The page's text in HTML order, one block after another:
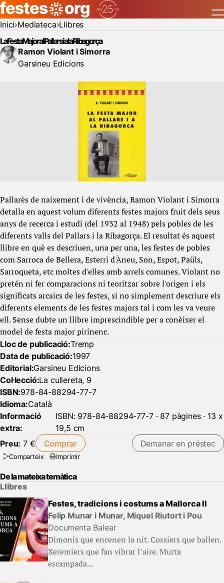
Inici Mediateca Llibres
La Festa Major al Pallars i a la Ribagorça
Ramon Violant i Simorra
Garsineu Edicions
Pallarès de naixement i de vivència, Ramon Violant i Simorra
detalla en aquest volum diferents festes majors fruit dels seus
anys de recerca i estudi (del 1932 al 1948) pels pobles de les
diferents valls del Pallars i la Ribagorça. El resultat és aquest
llibre en què es descriuen, una per una, les festes de pobles
com Sarroca de Bellera, Esterri d'Àneu, Son, Espot, Paüls,
Sarroqueta, etc moltes d'elles amb arrels comunes. Violant no
pretén ni fer comparacions ni teoritzar sobre l'origen i els
significats arcaics de les festes, si no simplement descriure els
diferents elements de les festes majors tal i com les va veure
ell. Sense dubte un llibre imprescindible per a conèixer el
model de festa major pirinenc.
Lloc de publicació:Tremp
Data de publicació:1997
Editorial:Garsineu Edicions
Col·lecció:La cullereta, 9
ISBN:978-84-88294-77-7
Idioma:Català
Informació
extra:
ISBN: 978-84-88294-77-7 · 87 pàgines · 13 x
19,5 cm
Preu: 7 € Comprar Demanar en préstec
Comparteix Imprimir
De la mateixa temàtica
Llibres
Festes, tradicions i costums a Mallorca II
Felip Munar i Munar, Miquel Riutort i Pou
Documenta Balear
Dimonis que encenen la nit. Cossiers que ballen.
Xeremiers que fan vibrar l’aire. Murta
escampada...